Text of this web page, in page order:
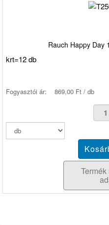
Rauch Happy Day
krt=12 db
Fogyasztói ár: 869,00 Ft / db